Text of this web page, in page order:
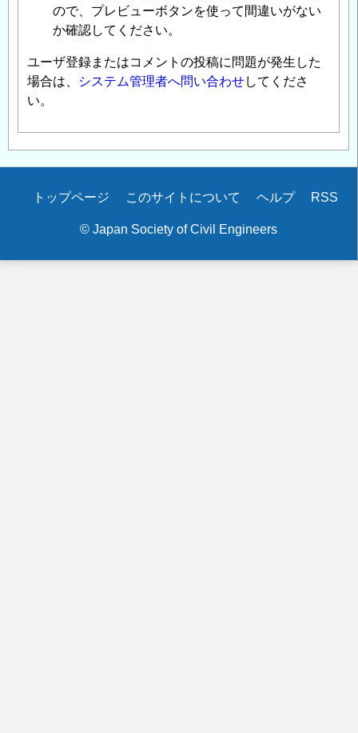
け
る
専
門
探
し
い
ので、プレビューボタンを使って間違いがない
か確認してください。
ユーザ登録またはコメントの投稿に問題が発生した
場合は、
システム管理者へ問い合わせしてくださ
い。
Secondary
トップページ このサイトについて ヘルプ RSS
© Japan Society of Civil Engineers